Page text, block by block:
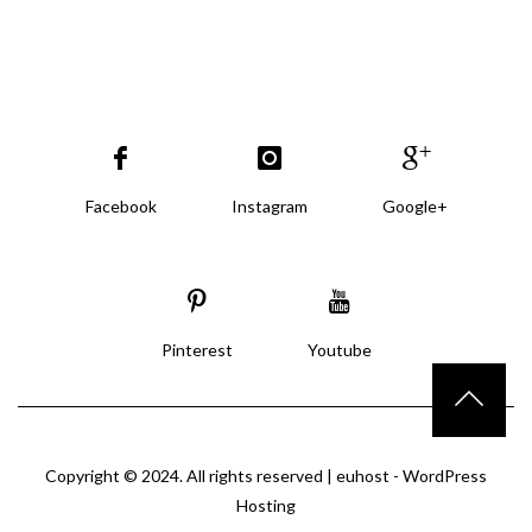
Facebook Instagram Google+
Pinterest Youtube
Copyright © 2024. All rights reserved | euhost - WordPress
Hosting